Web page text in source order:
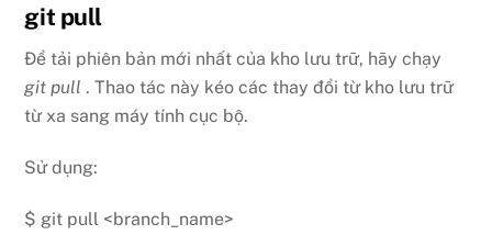
git pull
Để tải phiên bản mới nhất của kho lưu trữ, hãy chạy
git pull . Thao tác này kéo các thay đổi từ kho lưu trữ
từ xa sang máy tính cục bộ.
Sử dụng:
$ git pull <branch_name>